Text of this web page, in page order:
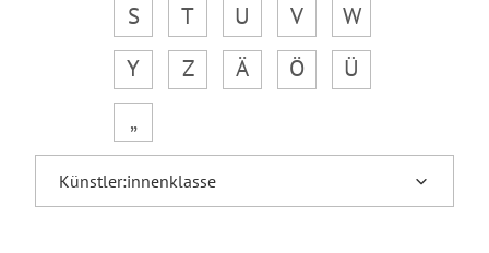
S
T U V
W
Y
Z Ä Ö
Ü
„